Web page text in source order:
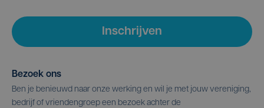
Inschrijven
Bezoek ons
Ben je benieuwd naar onze werking en wil je met jouw vereniging,
bedrijf of vriendengroep een bezoek achter de